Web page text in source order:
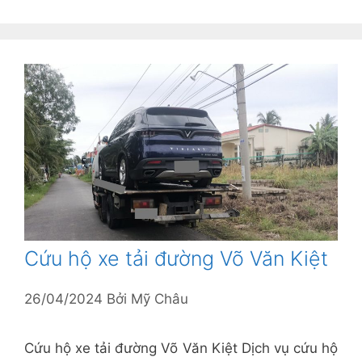
Cứu hộ xe tải đường Võ Văn Kiệt
26/04/2024 Bởi Mỹ Châu
Cứu hộ xe tải đường Võ Văn Kiệt Dịch vụ cứu hộ